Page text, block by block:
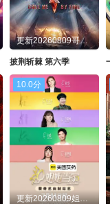
第8期
第9期
17期
9期
期
第19期 20260728
花园
更新20260809哥哥们六维测评
披荆斩棘 第六季
10.0分
更新20260809姐姐请吃饭第5期